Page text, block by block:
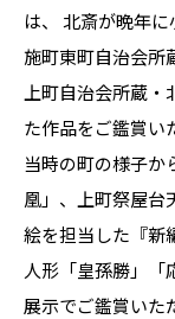
は、 北斎が晩年
施町東町自治会所
上町自治会所蔵
た作品をご鑑賞い
当時の町の様子か
凰」、上町祭屋台
絵を担当した『新
人形「皇孫勝」「
展示でご鑑賞いた